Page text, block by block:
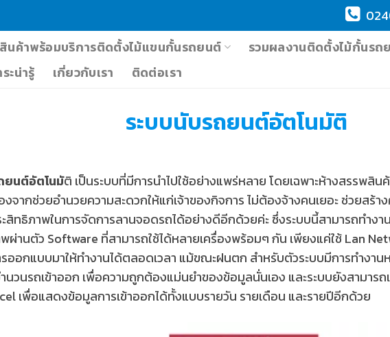
สินค้าพร้อมบริการติดตั้งไม้แขนกั้นรถยนต์
รวมผลงานติดตั้งไม้กั้นรถ
ะน่ารู้
เกี่ยวกับเรา ติดต่อเรา
ระบบนับรถยนต์อัตโนมัติ
ยนต์อัตโนมัติ เป็นระบบที่มีการนำไปใช้อย่างแพร่หลาย โดยเฉพาะห้างสรรพสิน
จากช่วยอำนวยความสะดวกให้แก่เจ้าของกิจการ ไม่ต้องจ้างคนเยอะ ช่วยสร้า
สิทธิภาพในการจัดการลานจอดรถได้อย่างดีอีกด้วยค่ะ ซึ่งระบบนี้สามารถทำงา
ผ่านตัว Software ที่สามารถใช้ได้หลายเครื่องพร้อมๆ กัน เพียงแค่ใช้ Lan
ออกแบบมาให้ทำงานได้ตลอดเวลา แม้ขณะฝนตก สำหรับตัวระบบมีการทำงา
นวนรถเข้าออก เพื่อความถูกต้องแม่นยำของข้อมูลนั่นเอง และระบบยังสามาร
เพื่อแสดงข้อมูลการเข้าออกได้ทั้งแบบรายวัน รายเดือน และรายปีอีกด้วย